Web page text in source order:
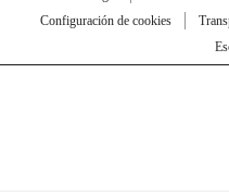
Configuración de cookies